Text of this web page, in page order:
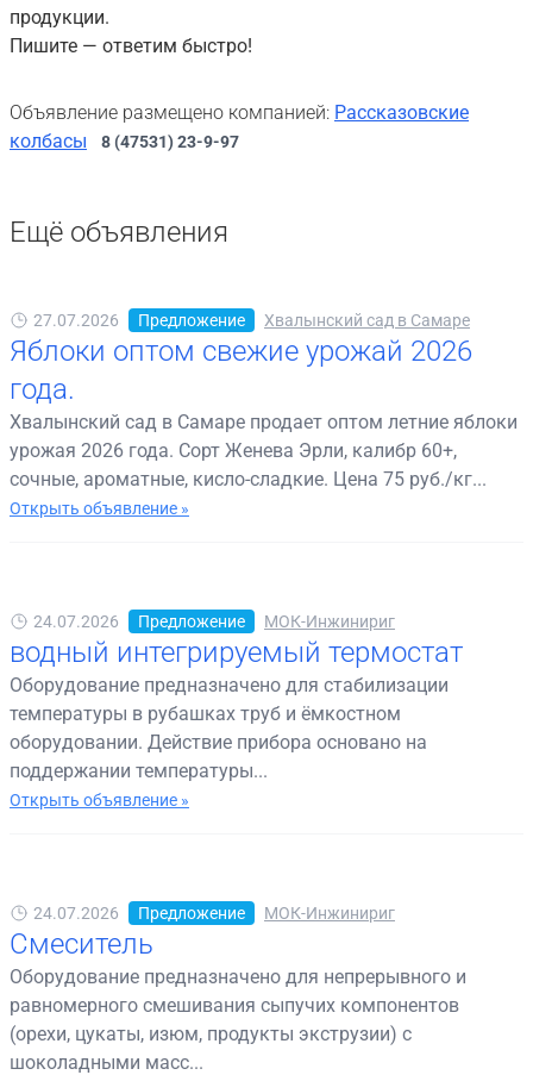
продукции.
Пишите — ответим быстро!
Объявление размещено компанией: Рассказовские
колбасы
8 (47531) 23-9-97
Ещё объявления
27.07.2026 Предложение Хвалынский сад в Самаре
Яблоки оптом свежие урожай 2026
года.
Хвалынский сад в Самаре продает оптом летние яблоки
урожая 2026 года. Сорт Женева Эрли, калибр 60+,
сочные, ароматные, кисло-сладкие. Цена 75 руб./кг...
Открыть объявление »
24.07.2026 Предложение МОК-Инжинириг
водный интегрируемый термостат
Оборудование предназначено для стабилизации
температуры в рубашках труб и ёмкостном
оборудовании. Действие прибора основано на
поддержании температуры...
Открыть объявление »
24.07.2026 Предложение МОК-Инжинириг
Смеситель
Оборудование предназначено для непрерывного и
равномерного смешивания сыпучих компонентов
(орехи, цукаты, изюм, продукты экструзии) с
шоколадными масс...